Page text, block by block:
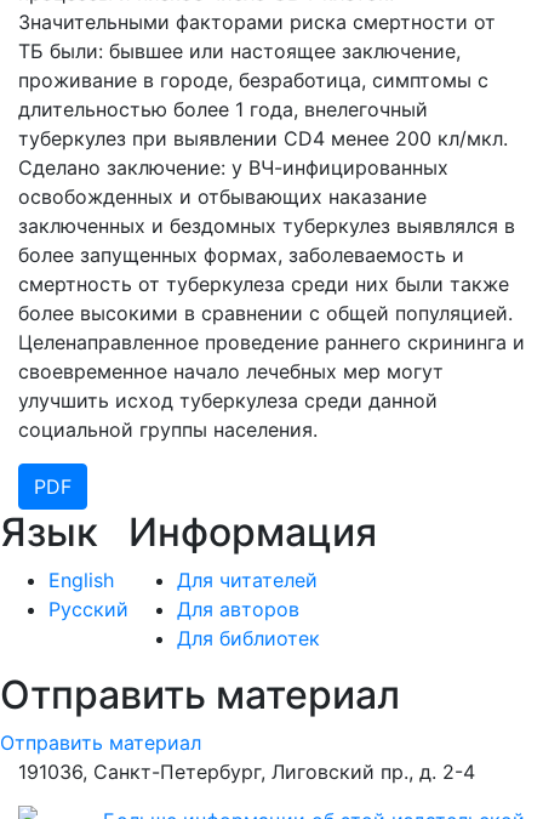
Значительными факторами риска смертности от
ТБ были: бывшее или настоящее заключение,
проживание в городе, безработица, симптомы с
длительностью более 1 года, внелегочный
туберкулез при выявлении CD4 менее 200 кл/мкл.
Сделано заключение: у ВЧ-инфицированных
освобожденных и отбывающих наказание
заключенных и бездомных туберкулез выявлялся в
более запущенных формах, заболеваемость и
смертность от туберкулеза среди них были также
более высокими в сравнении с общей популяцией.
Целенаправленное проведение раннего скрининга и
своевременное начало лечебных мер могут
улучшить исход туберкулеза среди данной
социальной группы населения.
PDF
Язык
English
Русский
Информация
Для читателей
Для авторов
Для библиотек
Отправить материал
Отправить материал
191036, Санкт-Петербург, Лиговский пр., д. 2-4